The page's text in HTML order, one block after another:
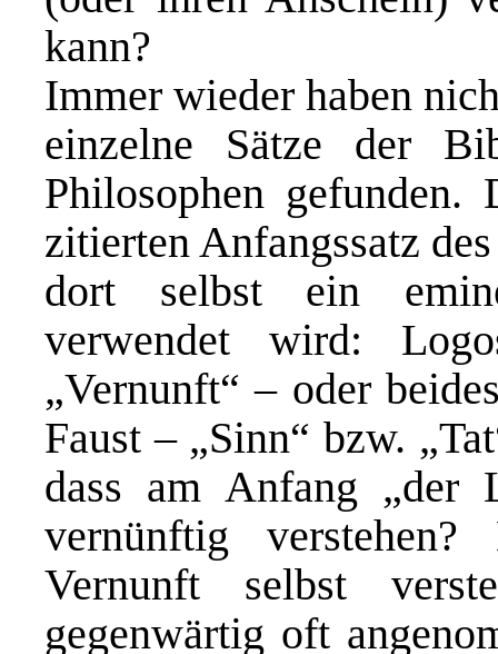
kann?
Immer wieder haben
einzelne Sätze der
Philosophen
zitierten Anfangssatz
dort selbst ein
verwendet wird:
„Vernunft“ – oder
Faust – „Sinn“ bzw.
dass am Anfang „der
vernünftig
Vernunft selbst
gegenwärtig oft